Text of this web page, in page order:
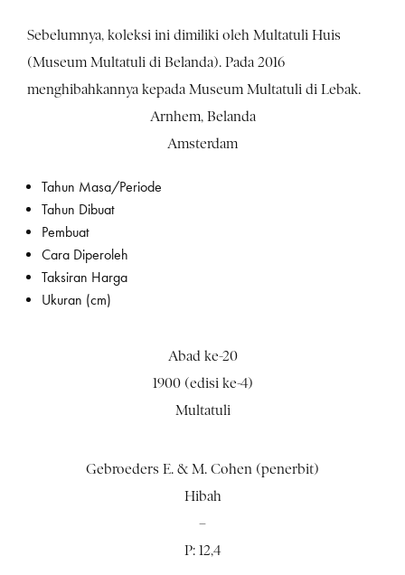
Sebelumnya, koleksi ini dimiliki oleh Multatuli Huis
(Museum Multatuli di Belanda). Pada 2016
menghibahkannya kepada Museum Multatuli di Lebak.
Arnhem, Belanda
Amsterdam
Tahun Masa/Periode
Tahun Dibuat
Pembuat
Cara Diperoleh
Taksiran Harga
Ukuran (cm)
Abad ke-20
1900 (edisi ke-4)
Multatuli
Gebroeders E. & M. Cohen (penerbit)
Hibah
–
P: 12,4